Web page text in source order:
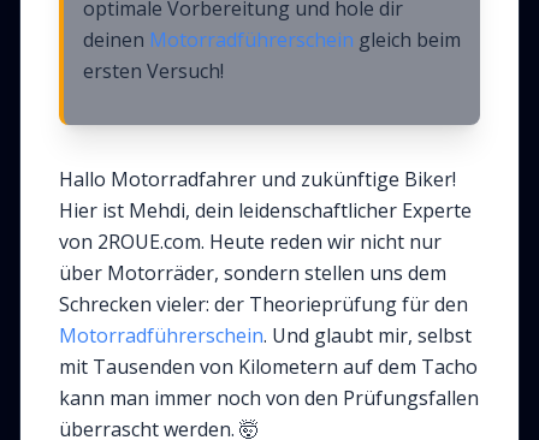
optimale Vorbereitung und hole dir
deinen Motorradführerschein gleich beim
ersten Versuch!
Hallo Motorradfahrer und zukünftige Biker!
Hier ist Mehdi, dein leidenschaftlicher Experte
von 2ROUE.com. Heute reden wir nicht nur
über Motorräder, sondern stellen uns dem
Schrecken vieler: der Theorieprüfung für den
Motorradführerschein. Und glaubt mir, selbst
mit Tausenden von Kilometern auf dem Tacho
kann man immer noch von den Prüfungsfallen
überrascht werden. 🤯